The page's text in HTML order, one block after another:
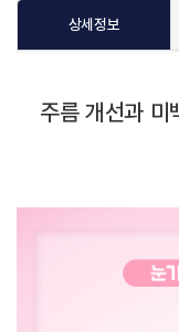
상세정보
주름 개선과 미